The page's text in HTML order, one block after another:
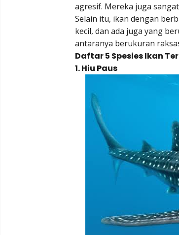
agresif. Mereka juga
Selain itu, ikan dengan
kecil, dan ada juga yang
antaranya berukuran
Daftar 5 Spesies Ikan
1. Hiu Paus